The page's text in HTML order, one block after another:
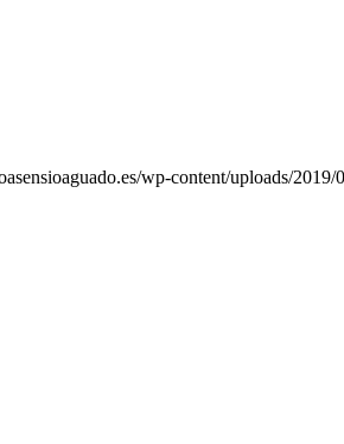
wp-content/uploads/